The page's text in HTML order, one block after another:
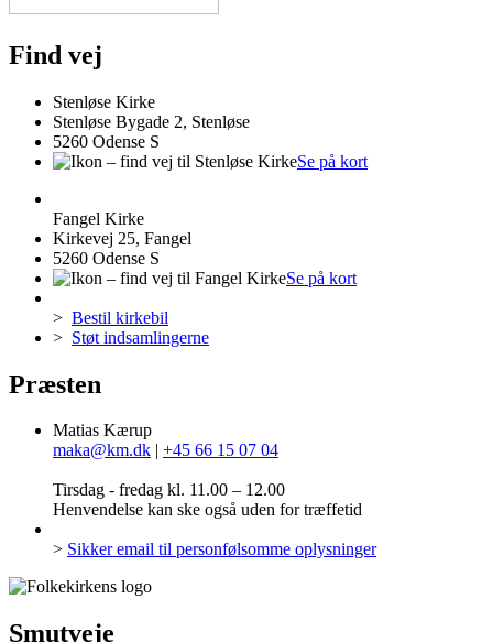
Find vej
Stenløse Kirke
Stenløse Bygade 2, Stenløse
5260 Odense S
Se på kort
Fangel Kirke
Kirkevej 25, Fangel
5260 Odense S
Se på kort
> Bestil kirkebil
> Støt indsamlingerne
Præsten
Matias Kærup
maka@km.dk | +45 66 15 07 04
Tirsdag - fredag kl. 11.00 – 12.00
Henvendelse kan ske også uden for træffetid
> Sikker email til personfølsomme oplysninger
Smutveje